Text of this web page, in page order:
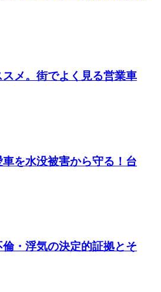
メ。街でよく見る営業車
を水没被害から守る！台
・浮気の決定的証拠とそ